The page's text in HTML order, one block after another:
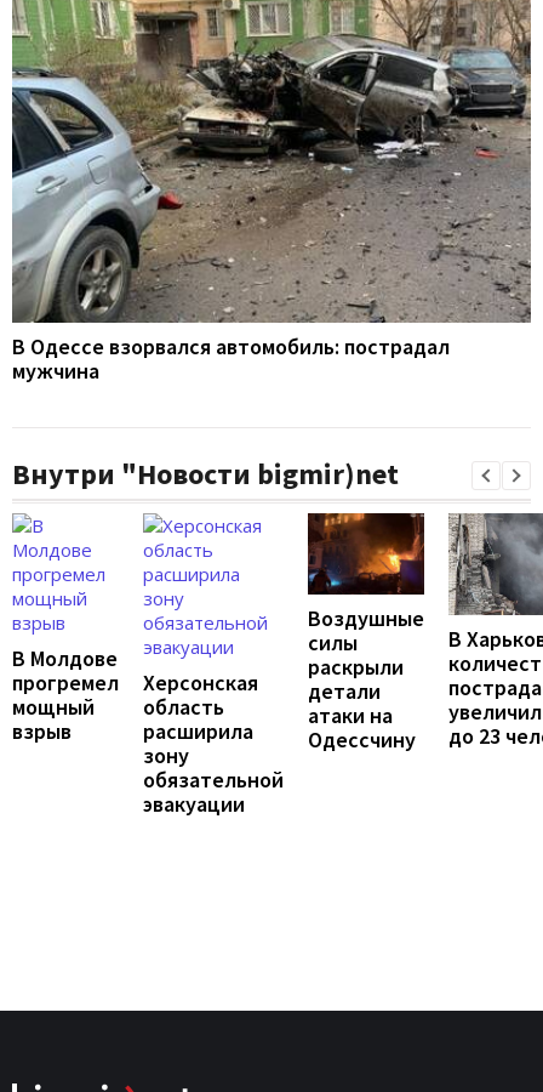
В Одессе взорвался автомобиль: пострадал
мужчина
Внутри "Новости bigmir)net
В Молдове
прогремел
мощный
взрыв
Херсонская
область
расширила
зону
обязательной
эвакуации
Воздушные
силы
раскрыли
детали
атаки на
Одессчину
В
до 23